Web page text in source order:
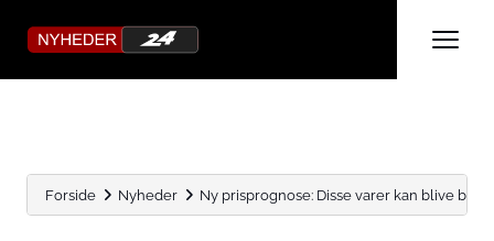
Forside Nyheder Ny prisprognose: Disse varer kan blive